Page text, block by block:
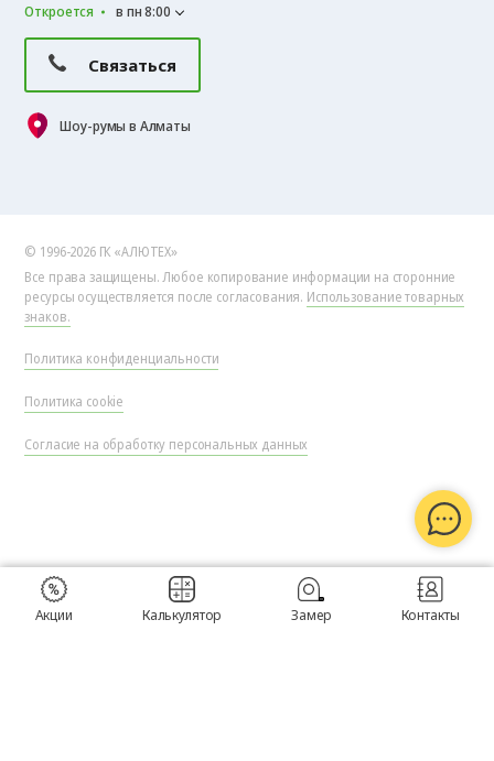
Откроется в пн 8:00
Связаться
Шоу-румы в Алматы
© 1996-2026 ГК «АЛЮТЕХ»
Все права защищены. Любое копирование информации на сторонние
ресурсы осуществляется после согласования. Использование товарных
знаков.
Политика конфиденциальности
Политика cookie
Согласие на обработку персональных данных
Акции Калькулятор Замер Контакты